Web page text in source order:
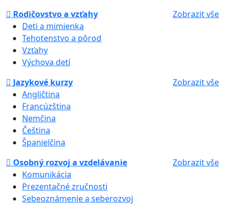
Rodičovstvo a vzťahy
Zobrazit vše
Deti a mimienka
Tehotenstvo a pôrod
Vzťahy
Výchova detí
Jazykové kurzy
Zobrazit vše
Angličtina
Francúzština
Nemčina
Čeština
Španielčina
Osobný rozvoj a vzdelávanie
Zobrazit vše
Komunikácia
Prezentačné zručnosti
Sebeoznámenie a seberozvoj